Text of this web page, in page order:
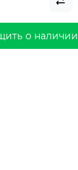
о наличии